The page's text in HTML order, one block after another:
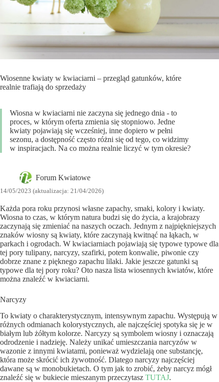
Wiosenne kwiaty w kwiaciarni – przegląd gatunków, które
realnie trafiają do sprzedaży
Wiosna w kwiaciarni nie zaczyna się jednego dnia - to
proces, w którym oferta zmienia się stopniowo. Jedne
kwiaty pojawiają się wcześniej, inne dopiero w pełni
sezonu, a dostępność często różni się od tego, co widzimy
w inspiracjach. Na co można realnie liczyć w tym okresie?
Forum Kwiatowe
14/05/2023 (aktualizacja: 21/04/2026)
Każda pora roku przynosi własne zapachy, smaki, kolory i kwiaty.
Wiosna to czas, w którym natura budzi się do życia, a krajobrazy
zaczynają się zmieniać na naszych oczach. Jednym z najpiękniejszych
znaków wiosny są kwiaty, które zaczynają kwitnąć na łąkach, w
parkach i ogrodach. W kwiaciarniach pojawiają się typowe typowe dla
tej pory tulipany, narcyzy, szafirki, potem konwalie, piwonie czy
dobrze znane z pięknego zapachu lilaki. Jakie jeszcze gatunki są
typowe dla tej pory roku? Oto nasza lista wiosennych kwiatów, które
można znaleźć w kwiaciarni.
Narcyzy
To kwiaty o charakterystycznym, intensywnym zapachu. Występują w
różnych odmianach kolorystycznych, ale najczęściej spotyka się je w
białym lub żółtym kolorze. Narcyzy są symbolem wiosny i oznaczają
odrodzenie i nadzieję. Należy unikać umieszczania narcyzów w
wazonie z innymi kwiatami, ponieważ wydzielają one substancję,
która może skrócić ich żywotność. Dlatego narcyzy najczęściej
dawane są w monobukietach. O tym jak to zrobić, żeby narcyz mógł
znaleźć się w bukiecie mieszanym przeczytasz TUTAJ.